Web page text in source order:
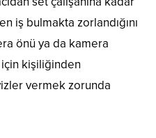
iş bulmakta zorlandığını
önü ya da kamera
kişiliğinden
vermek zorunda